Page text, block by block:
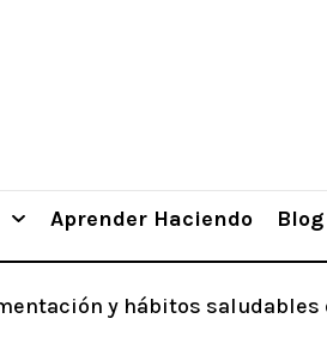
Aprender Haciendo Blog
y hábitos